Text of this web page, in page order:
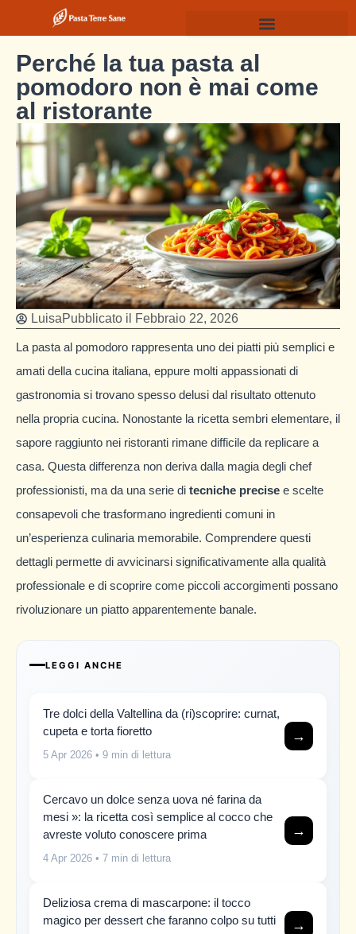
Perché la tua pasta al
pomodoro non è mai come
al ristorante
LuisaPubblicato il Febbraio 22, 2026
La pasta al pomodoro rappresenta uno dei piatti più semplici e
amati della cucina italiana, eppure molti appassionati di
gastronomia si trovano spesso delusi dal risultato ottenuto
nella propria cucina. Nonostante la ricetta sembri elementare, il
sapore raggiunto nei ristoranti rimane difficile da replicare a
casa. Questa differenza non deriva dalla magia degli chef
professionisti, ma da una serie di tecniche precise e scelte
consapevoli che trasformano ingredienti comuni in
un’esperienza culinaria memorabile. Comprendere questi
dettagli permette di avvicinarsi significativamente alla qualità
professionale e di scoprire come piccoli accorgimenti possano
rivoluzionare un piatto apparentemente banale.
LEGGI ANCHE
Tre dolci della Valtellina da (ri)scoprire: curnat,
cupeta e torta fioretto
5 Apr 2026 • 9 min di lettura
→
Cercavo un dolce senza uova né farina da
mesi »: la ricetta così semplice al cocco che
avreste voluto conoscere prima
4 Apr 2026 • 7 min di lettura
→
Deliziosa crema di mascarpone: il tocco
magico per dessert che faranno colpo su tutti
→